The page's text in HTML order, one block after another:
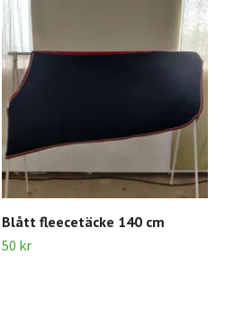
Blått fleecetäcke 140 cm
50 kr